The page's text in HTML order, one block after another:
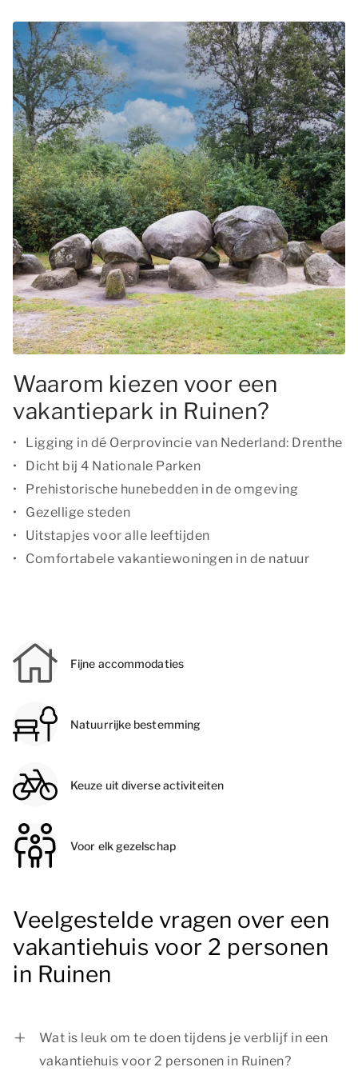
Waarom kiezen voor een
vakantiepark in Ruinen?
Ligging in dé Oerprovincie van Nederland: Drenthe
Dicht bij 4 Nationale Parken
Prehistorische hunebedden in de omgeving
Gezellige steden
Uitstapjes voor alle leeftijden
Comfortabele vakantiewoningen in de natuur
Fijne accommodaties
Natuurrijke bestemming
Keuze uit diverse activiteiten
Voor elk gezelschap
Veelgestelde vragen over een
vakantiehuis voor 2 personen
in Ruinen
Wat is leuk om te doen tijdens je verblijf in een
vakantiehuis voor 2 personen in Ruinen?